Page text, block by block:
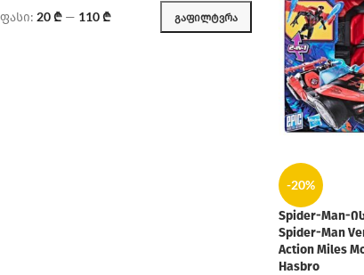
ᲒᲐᲤᲘᲚᲢᲕᲠᲐ
ფასი: 20 ₾ — 110 ₾
-20%
Spider-Man-
Spider-Man
Action Miles
Hasbro